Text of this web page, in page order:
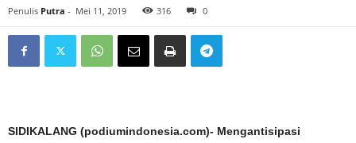
Penulis Putra - Mei 11, 2019 316 0
SIDIKALANG (podiumindonesia.com)- Mengantisipasi